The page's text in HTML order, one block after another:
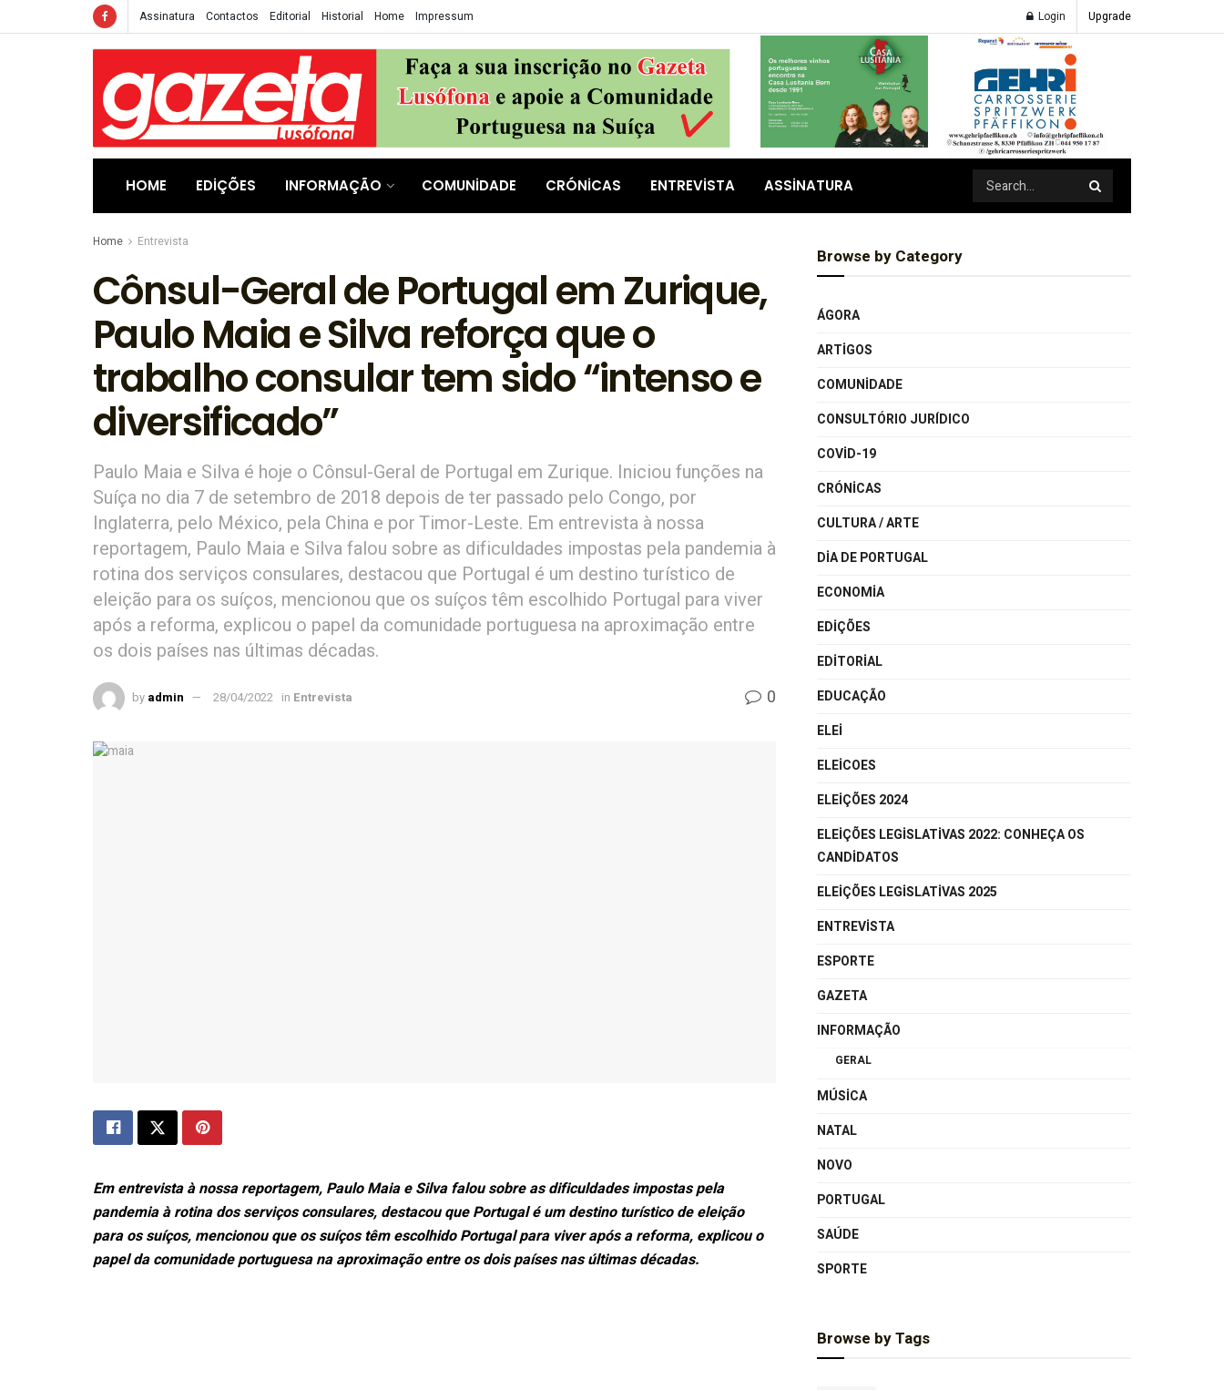
Assinatura Contactos Editorial Historial Home Impressum Login Upgrade
HOME EDIÇÕES INFORMAÇÃO COMUNIDADE CRÓNICAS ENTREVISTA ASSINATURA
Home Entrevista
Cônsul-Geral de Portugal em Zurique,
Paulo Maia e Silva reforça que o
trabalho consular tem sido “intenso e
diversificado”
Paulo Maia e Silva é hoje o Cônsul-Geral de Portugal em Zurique. Iniciou funções na
Suíça no dia 7 de setembro de 2018 depois de ter passado pelo Congo, por
Inglaterra, pelo México, pela China e por Timor-Leste. Em entrevista à nossa
reportagem, Paulo Maia e Silva falou sobre as dificuldades impostas pela pandemia à
rotina dos serviços consulares, destacou que Portugal é um destino turístico de
eleição para os suíços, mencionou que os suíços têm escolhido Portugal para viver
após a reforma, explicou o papel da comunidade portuguesa na aproximação entre
os dois países nas últimas décadas.
by admin 28/04/2022 in Entrevista 0
Em entrevista à nossa reportagem, Paulo Maia e Silva falou sobre as dificuldades impostas pela
pandemia à rotina dos serviços consulares, destacou que Portugal é um destino turístico de eleição
para os suíços, mencionou que os suíços têm escolhido Portugal para viver após a reforma, explicou o
papel da comunidade portuguesa na aproximação entre os dois países nas últimas décadas.
Browse by Category
ÁGORA
ARTIGOS
COMUNIDADE
CONSULTÓRIO JURÍDICO
COVID-19
CRÓNICAS
CULTURA / ARTE
DIA DE PORTUGAL
ECONOMIA
EDIÇÕES
EDITORIAL
EDUCAÇÃO
ELEI
ELEICOES
ELEIÇÕES 2024
ELEIÇÕES LEGISLATIVAS 2022: CONHEÇA OS
CANDIDATOS
ELEIÇÕES LEGISLATIVAS 2025
ENTREVISTA
ESPORTE
GAZETA
INFORMAÇÃO
GERAL
MÚSICA
NATAL
NOVO
PORTUGAL
SAÚDE
SPORTE
Browse by Tags